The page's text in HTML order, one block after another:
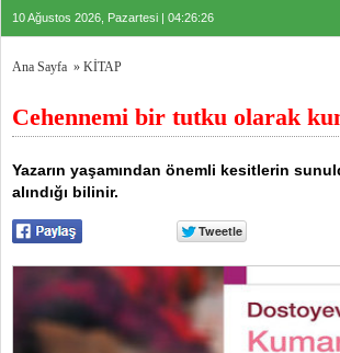
10 Ağustos 2026, Pazartesi | 04:26:27
Ana Sayfa » KİTAP
Cehennemi bir tutku olarak
Yazarın yaşamından önemli kesitlerin
alındığı bilinir.